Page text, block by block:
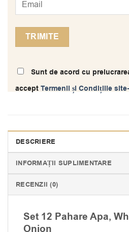
Sunt de acord cu
acceptTermenii și Condițiile
DESCRIERE
INFORMAȚII SUPLIMENTARE
RECENZII (0)
Set 12 Pahare Apa,
Onion